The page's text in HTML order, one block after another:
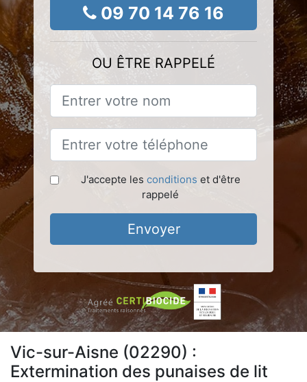
09 70 14 76 16
OU ÊTRE RAPPELÉ
J'accepte les conditions et d'être
rappelé
Envoyer
Vic-sur-Aisne (02290) :
Extermination des punaises de lit